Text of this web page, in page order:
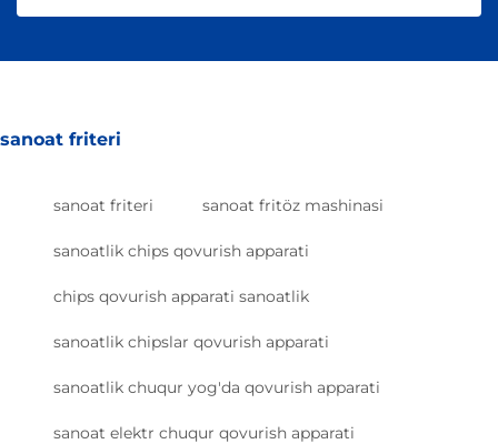
sanoat friteri
sanoat friteri sanoat fritöz mashinasi
sanoatlik chips qovurish apparati
chips qovurish apparati sanoatlik
sanoatlik chipslar qovurish apparati
sanoatlik chuqur yog'da qovurish apparati
sanoat elektr chuqur qovurish apparati